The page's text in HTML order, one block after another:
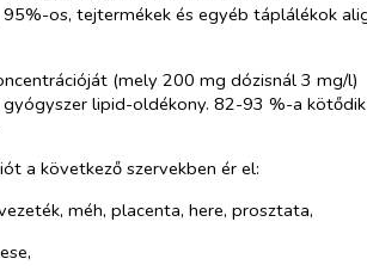
os, tejtermékek és egyéb táplálékok
(mely 200 mg dózisnál 3 mg/l)
lipid-oldékony. 82-93 %-a kötődik
a következő szervekben ér el:
méh, placenta, here, prosztata,